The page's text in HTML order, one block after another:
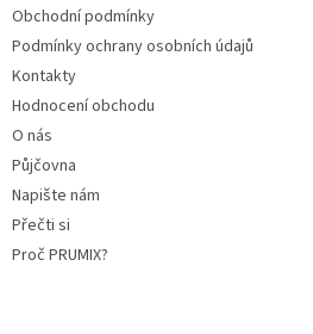
Obchodní podmínky
Podmínky ochrany osobních údajů
Kontakty
Hodnocení obchodu
O nás
Půjčovna
Napište nám
Přečti si
Proč PRUMIX?